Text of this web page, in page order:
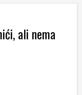
ali nema